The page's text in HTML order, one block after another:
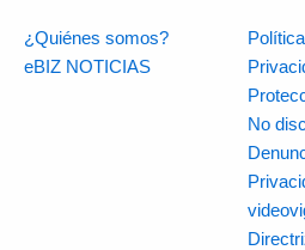
¿Quiénes somos?
eBIZ NOTICIAS
No